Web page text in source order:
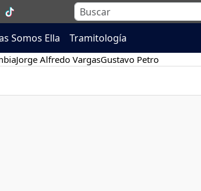
Somos Ella Tramitología
Jorge Alfredo VargasGustavo Petro